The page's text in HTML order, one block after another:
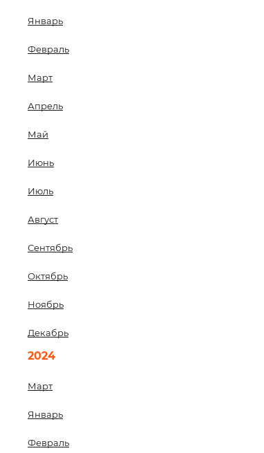
Январь
Февраль
Март
Апрель
Май
Июнь
Июль
Август
Сентябрь
Октябрь
Ноябрь
Декабрь
2024
Март
Январь
Февраль